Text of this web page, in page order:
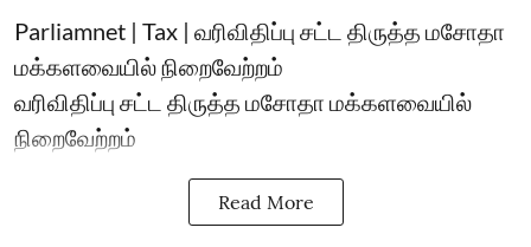
Parliamnet | Tax | வரிவிதிப்பு சட்ட திருத்த மசோதா
மக்களவையில் நிறைவேற்றம்
வரிவிதிப்பு சட்ட திருத்த மசோதா மக்களவையில்
நிறைவேற்றம்
Read More